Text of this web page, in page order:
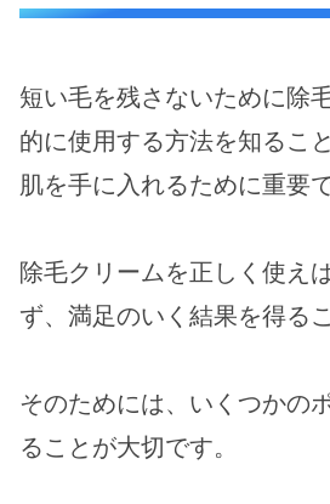
短い毛を残さないために除
的に使用する方法を知るこ
肌を手に入れるために重要で
除毛クリームを正しく使え
ず、満足のいく結果を得る
そのためには、いくつかの
ることが大切です。